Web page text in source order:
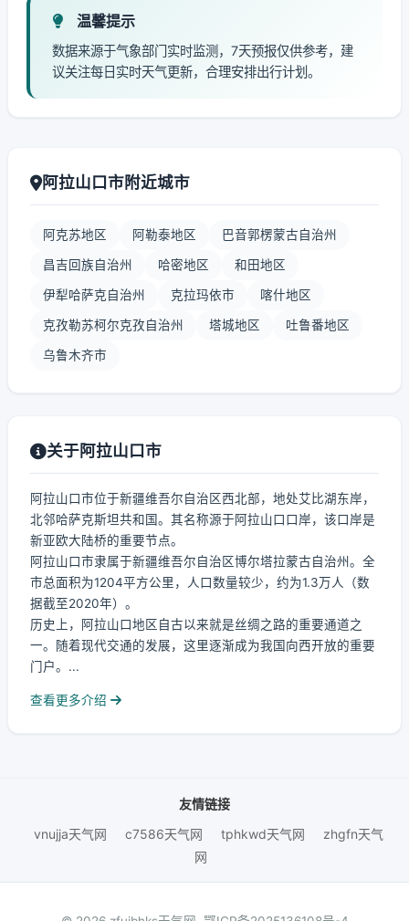
温馨提示
数据来源于气象部门实时监测，7天预报仅供参考，建
议关注每日实时天气更新，合理安排出行计划。
阿拉山口市附近城市
阿克苏地区 阿勒泰地区 巴音郭楞蒙古自治州
昌吉回族自治州 哈密地区 和田地区
伊犁哈萨克自治州 克拉玛依市 喀什地区
克孜勒苏柯尔克孜自治州 塔城地区 吐鲁番地区
乌鲁木齐市
关于阿拉山口市
阿拉山口市位于新疆维吾尔自治区西北部，地处艾比湖东岸，
北邻哈萨克斯坦共和国。其名称源于阿拉山口口岸，该口岸是
新亚欧大陆桥的重要节点。
阿拉山口市隶属于新疆维吾尔自治区博尔塔拉蒙古自治州。全
市总面积为1204平方公里，人口数量较少，约为1.3万人（数
据截至2020年）。
历史上，阿拉山口地区自古以来就是丝绸之路的重要通道之
一。随着现代交通的发展，这里逐渐成为我国向西开放的重要
门户。...
查看更多介绍
友情链接
vnujja天气网
c7586天气网 tphkwd天气网
zhgfn天气
网